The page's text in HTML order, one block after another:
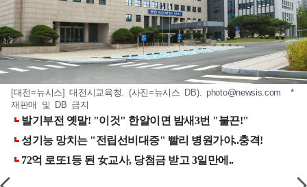
[대전=뉴시스] 대전시교육청. (사진=뉴시스 DB). photo@newsis.com *
재판매 및 DB 금지